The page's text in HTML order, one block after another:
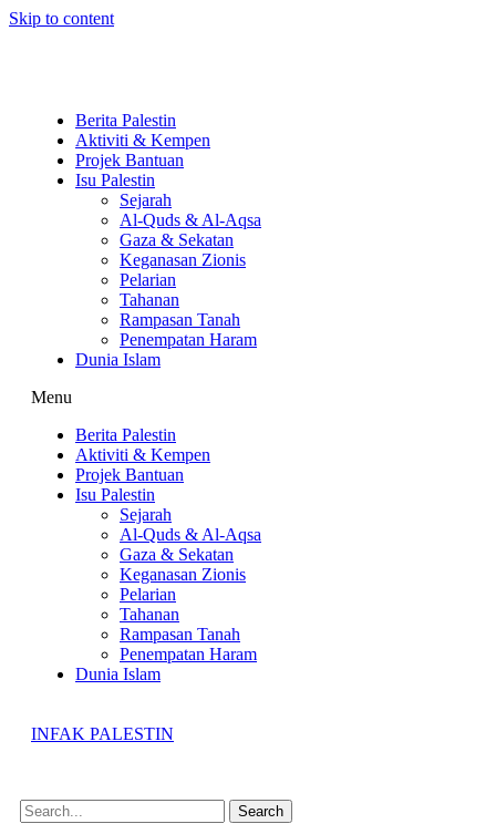
Skip to content
Berita Palestin
Aktiviti & Kempen
Projek Bantuan
Isu Palestin
Sejarah
Al-Quds & Al-Aqsa
Gaza & Sekatan
Keganasan Zionis
Pelarian
Tahanan
Rampasan Tanah
Penempatan Haram
Dunia Islam
Menu
Berita Palestin
Aktiviti & Kempen
Projek Bantuan
Isu Palestin
Sejarah
Al-Quds & Al-Aqsa
Gaza & Sekatan
Keganasan Zionis
Pelarian
Tahanan
Rampasan Tanah
Penempatan Haram
Dunia Islam
INFAK PALESTIN
Search